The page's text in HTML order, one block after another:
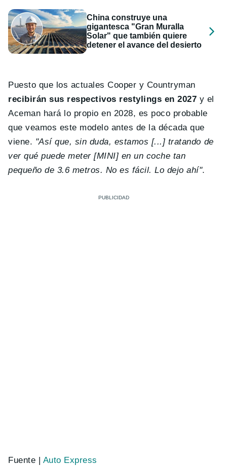
China construye una
gigantesca "Gran Muralla
Solar" que también quiere
detener el avance del desierto
Puesto que los actuales Cooper y Countryman
recibirán sus respectivos restylings en 2027 y el
Aceman hará lo propio en 2028, es poco probable
que veamos este modelo antes de la década que
viene. "Así que, sin duda, estamos [...] tratando de
ver qué puede meter [MINI] en un coche tan
pequeño de 3.6 metros. No es fácil. Lo dejo ahí".
Fuente | Auto Express